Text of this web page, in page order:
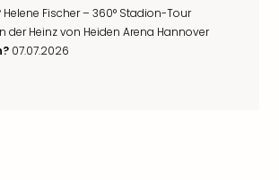
Helene Fischer – 360° Stadion-Tour
der Heinz von Heiden Arena Hannover
07.07.2026